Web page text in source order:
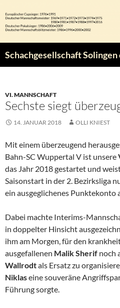
Inhalt
springen
Schachgesellschaft Solingen
VI. MANNSCHAFT
Sechste siegt
14. JANUAR 2018 OLLI KNIEST
Mit einem überzeugend
Bahn-SC Wuppertal V ist unsere
das Jahr 2018 gestartet und
Saisonstart in der 2. Bezirksliga
ein ausgeglichenes Punktekonto
Dabei machte Interims-
in doppelter Hinsicht
ihm am Morgen, für den
ausgefallenen Malik Sherif noch
Wallrodtals Ersatz zu
Niklaseine souveräne
Führung sorgte.